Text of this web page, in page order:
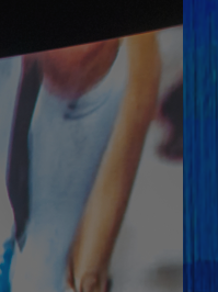
+